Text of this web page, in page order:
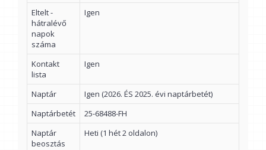
Eltelt -
hátralévő
napok
száma
Igen
Kontakt
lista
Igen
Naptár
Igen (2026. ÉS 2025. évi naptárbetét)
Naptárbetét
25-68488-FH
Naptár
beosztás
Heti (1 hét 2 oldalon)